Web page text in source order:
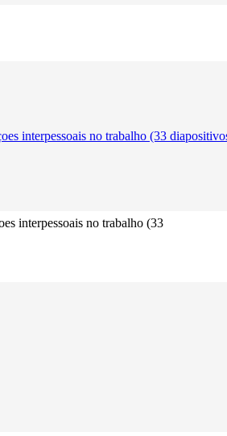
interpessoais no trabalho (33
interpessoais no trabalho (33